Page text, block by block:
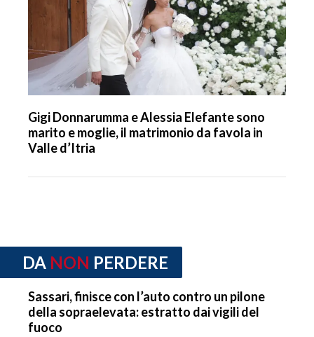
Gigi Donnarumma e Alessia Elefante sono
marito e moglie, il matrimonio da favola in
Valle d’Itria
DA NON PERDERE
Sassari, finisce con l’auto contro un pilone
della sopraelevata: estratto dai vigili del
fuoco